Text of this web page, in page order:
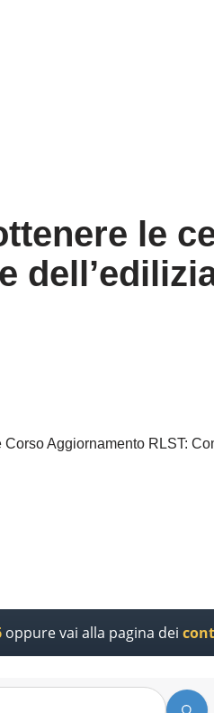
le
Aggiornamento RLST:
oppure vai alla pagina dei